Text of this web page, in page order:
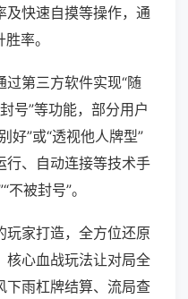
及快速自摸等操作，通
率。
第三方软件实现“随
号”等功能，部分用户
好”或“透视他人牌型”
行、自动连接等技术手
被封号”。
玩家打造，全方位还原
核心血战玩法让对局全
下雨杠牌结算、流局查